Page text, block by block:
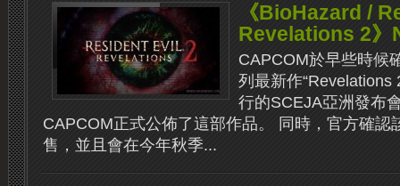
《BioHazard /
Revelations 2》
CAPCOM於早些時候
列最新作“Revelations
行的SCEJA亞洲發布
CAPCOM正式公佈了這部作品。 同時，官方確認
售，並且會在今年秋季...